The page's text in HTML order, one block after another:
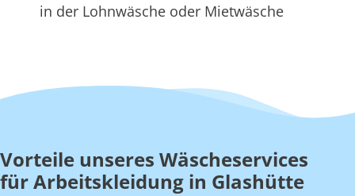
in der Lohnwäsche oder Mietwäsche
Vorteile unseres Wäscheservices
für Arbeitskleidung in Glashütte